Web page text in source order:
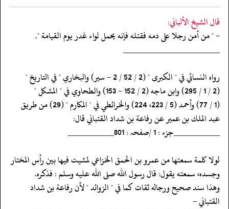
قال الشيخ الألباني:
- " من أمن رجلا على دمه فقتله فإنه يحمل لواء غدر يوم القيامة ".
‏‏‏‏_____________________
‏‏‏‏رواه النسائي في " الكبرى " (2 / 52 / 2 - سير) والبخاري " في التاريخ "
‏‏‏‏(2 / 1 / 295) وابن ماجه (2 / 152 - 153) والطحاوي في " المشكل "
‏‏‏‏(1 / 77) وأحمد (5 / 223، 224) والخرائطي في " المكارم " (29) من طريق
‏‏‏‏عبد الملك بن عمير عن رفاعة بن شداد القتباني قال:
‏‏‏‏__________جزء : 1 /صفحہ : 801__________
‏‏‏‏لولا كلمة سمعتها من عمرو بن الحمق الخزاعي لمشيت فيها بين رأس المختار
‏‏‏‏وجسده، سمعته يقول: قال رسول الله صلى الله عليه وسلم : فذكره.
‏‏‏‏وهذا سند صحيح ورجاله ثقات كما في " الزوائد " لأن رفاعة بن شداد
القتباني -